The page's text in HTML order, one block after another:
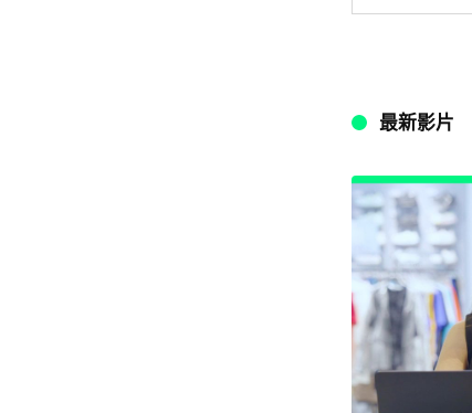
最新影片